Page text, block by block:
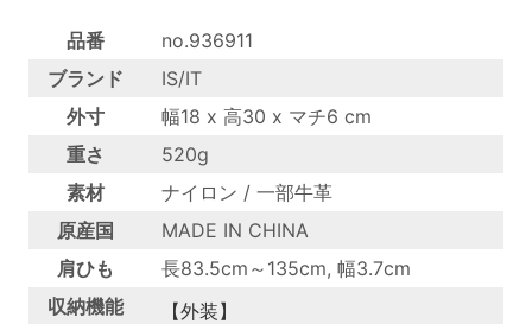
品番
no.936911
ブランド
IS/IT
外寸
幅18 x 高30 x マチ6 cm
重さ
520g
素材
ナイロン / 一部牛革
原産国
MADE IN CHINA
肩ひも
長83.5cm～135cm, 幅3.7cm
収納機能
【外装】